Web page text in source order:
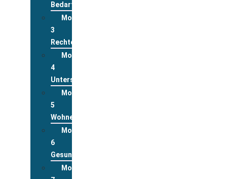
Bedarfslagen
Modul
3
Rechte
Modul
4
Unterstützungsleistungen
Modul
5
Wohnen
Modul
6
Gesundheit
Modul